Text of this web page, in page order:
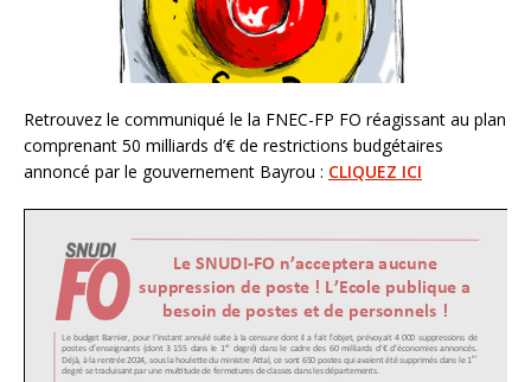
Retrouvez le communiqué le la FNEC-FP FO réagissant au plan
comprenant 50 milliards d’€ de restrictions budgétaires
annoncé par le gouvernement Bayrou : CLIQUEZ ICI